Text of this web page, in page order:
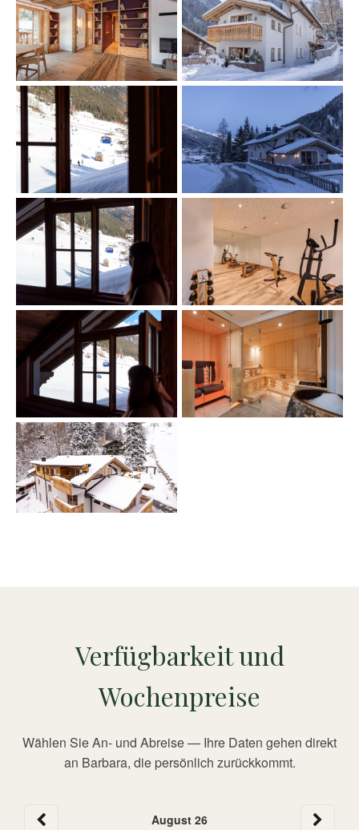
Verfügbarkeit und
Wochenpreise
Wählen Sie An- und Abreise — Ihre Daten gehen direkt
an Barbara, die persönlich zurückkommt.
August 26